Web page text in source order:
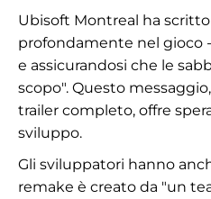
Ubisoft Montreal ha
profondamente nel gioco
e assicurandosi che le
scopo". Questo
trailer completo, offre
sviluppo.
Gli sviluppatori hanno
remake è creato da "un